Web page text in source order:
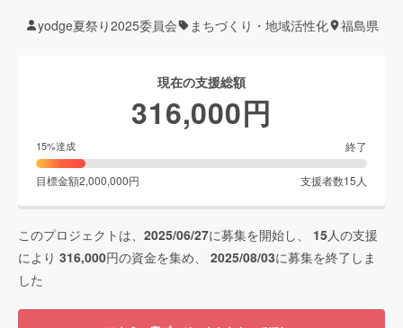
yodge夏祭り2025委員会 まちづくり・地域活性化 福島県
現在の支援総額
316,000円
15%達成 終了
目標金額2,000,000円 支援者数15 人
このプロジェクトは、 2025/06/27に募集を開始し、 15人の支援
により 316,000円の資金を集め、 2025/08/03に募集を終了しま
した